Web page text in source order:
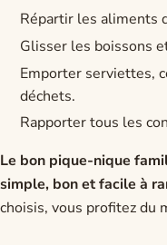
Répartir les aliments
Glisser les boissons
Emporter serviettes,
déchets.
Rapporter tous les
Le bon pique-nique
simple, bon et facile à
choisis, vous profitez du